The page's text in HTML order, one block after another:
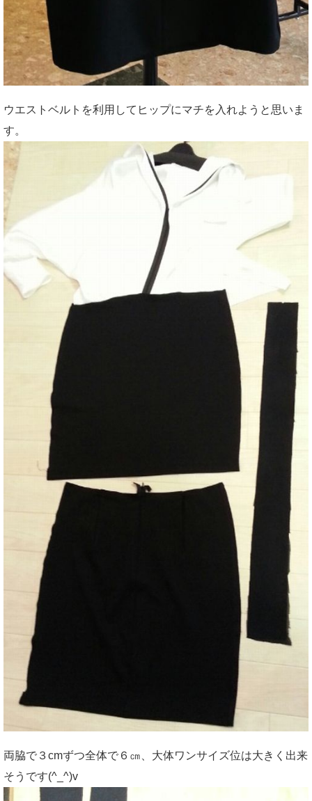
ウエストベルトを利用してヒップにマチを入れようと思いま
す。
両脇で３cmずつ全体で６㎝、大体ワンサイズ位は大きく出来
そうです(^_^)v